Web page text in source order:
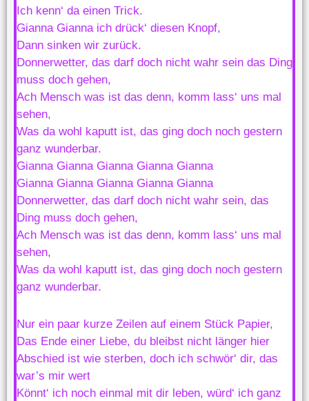
Ich kenn‘ da einen Trick.
Gianna Gianna ich drück‘ diesen Knopf,
Dann sinken wir zurück.
Donnerwetter, das darf doch nicht wahr sein das Ding
muss doch gehen,
Ach Mensch was ist das denn, komm lass‘ uns mal
sehen,
Was da wohl kaputt ist, das ging doch noch gestern
ganz wunderbar.
Gianna Gianna Gianna Gianna Gianna
Gianna Gianna Gianna Gianna Gianna
Donnerwetter, das darf doch nicht wahr sein, das
Ding muss doch gehen,
Ach Mensch was ist das denn, komm lass‘ uns mal
sehen,
Was da wohl kaputt ist, das ging doch noch gestern
ganz wunderbar.
Nur ein paar kurze Zeilen auf einem Stück Papier,
Das Ende einer Liebe, du bleibst nicht länger hier
Abschied ist wie sterben, doch ich schwör‘ dir, das
war’s mir wert
Könnt‘ ich noch einmal mit dir leben, würd‘ ich ganz